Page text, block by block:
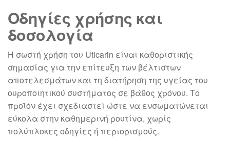
Οδηγίες χρήσης και
δοσολογία
Η σωστή χρήση του Uticarin είναι καθοριστικής
σημασίας για την επίτευξη των βέλτιστων
αποτελεσμάτων και τη διατήρηση της υγείας του
ουροποιητικού συστήματος σε βάθος χρόνου. Το
προϊόν έχει σχεδιαστεί ώστε να ενσωματώνεται
εύκολα στην καθημερινή ρουτίνα, χωρίς
πολύπλοκες οδηγίες ή περιορισμούς.